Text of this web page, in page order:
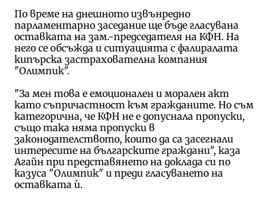
По време на днешното извънредно
парламентарно заседание ще бъде гласувана
оставката на зам.-председателя на КФН. На
него се обсъжда и ситуацията с фалиралата
кипърска застрахователна компания
"Олимпик".
"За мен това е емоционален и морален акт
като съпричастност към гражданите. Но съм
категорична, че КФН не е допуснала пропуски,
също така няма пропуски в
законодателството, които да са засегнали
интересите на българските граждани", каза
Агайн при представянето на доклада си по
казуса "Олимпик" и преди гласуването на
оставката ѝ.